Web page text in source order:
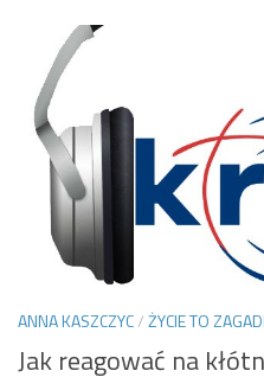
ANNA KASZCZYC/ŻYCIE TO
Jak reagować na